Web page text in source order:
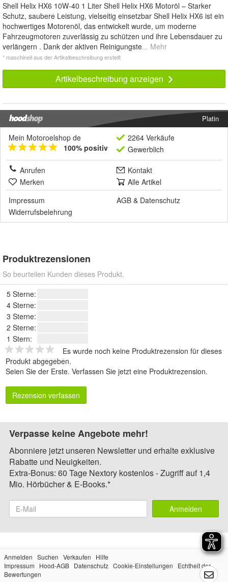
Shell Helix HX6 10W-40 1 Liter Shell Helix HX6 Motoröl – Starker
Schutz, saubere Leistung, vielseitig einsetzbar Shell Helix HX6 ist ein
hochwertiges Motorenöl, das entwickelt wurde, um moderne
Fahrzeugmotoren zuverlässig zu schützen und ihre Lebensdauer zu
verlängern . Dank der aktiven Reinigungste... Mehr
* maschinell aus der Artikelbeschreibung erstellt
Artikelbeschreibung anzeigen
Platin
Mein Motoroelshop de
100% positiv
2264 Verkäufe
Gewerblich
Anrufen
Kontakt
Merken
Alle Artikel
Impressum
AGB & Datenschutz
Widerrufsbelehrung
Produktrezensionen
So beurteilen Kunden dieses Produkt.
5 Sterne:
4 Sterne:
3 Sterne:
2 Sterne:
1 Stern:
Es wurde noch keine Produktrezension für dieses
Produkt abgegeben.
Seien Sie der Erste. Verfassen Sie jetzt eine Produktrezension.
Rezension verfassen
Verpasse keine Angebote mehr!
Abonniere jetzt unseren Newsletter und erhalte exklusive
Rabatte und Neuigkeiten.
Extra-Bonus: 60 Tage Nextory kostenlos - Zugriff auf 1,4
Mio. Hörbücher & E-Books.*
Anmelden
Anmelden Suchen Verkaufen
Hilfe
Impressum
Hood-AGB Datenschutz Cookie-Einstellungen
Echtheit der
Bewertungen